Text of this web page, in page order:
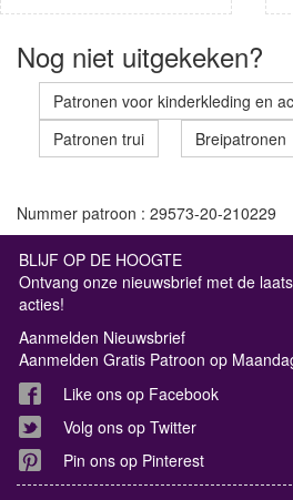
Nog niet uitgekeken?
Patronen voor kinderkleding en
Patronen trui
Breipatronen
Nummer patroon : 29573-20-210229
BLIJF OP DE HOOGTE
Ontvang onze nieuwsbrief met de
acties!
Aanmelden Nieuwsbrief
Aanmelden Gratis Patroon op
Like ons op Facebook
Volg ons op Twitter
Pin ons op Pinterest